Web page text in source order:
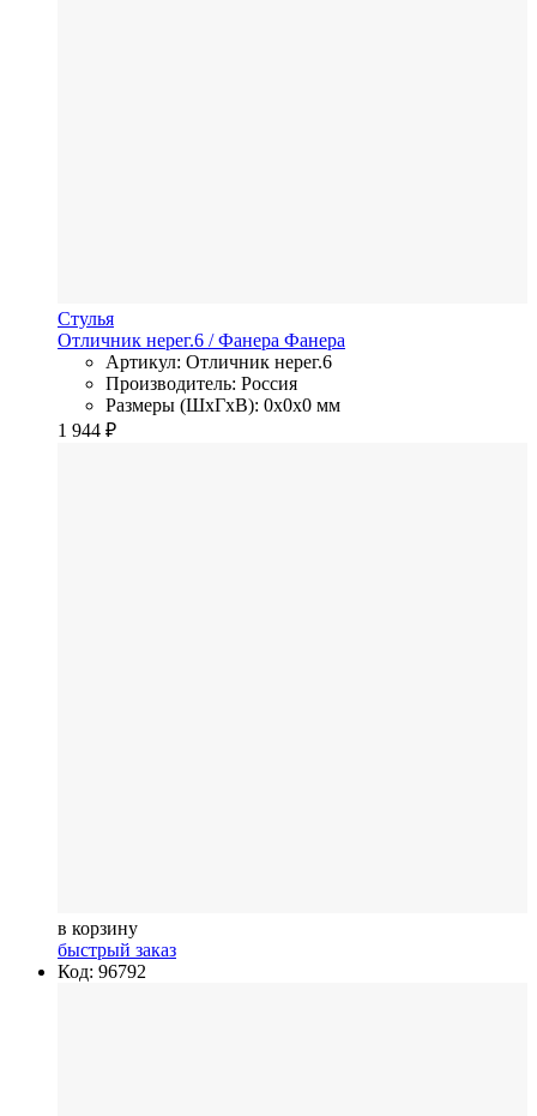
Стулья
Отличник нерег.6 / Фанера Фанера
Артикул: Отличник нерег.6
Производитель: Россия
Размеры (ШхГхВ): 0x0x0 мм
1 944 ₽
в корзину
быстрый заказ
Код: 96792